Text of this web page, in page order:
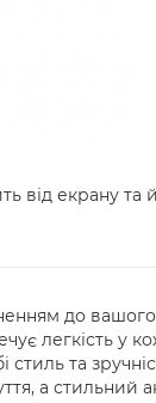
від екрану та
до
легкість
та
а стильний